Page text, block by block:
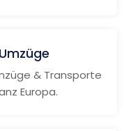
& Transporte
Europa.